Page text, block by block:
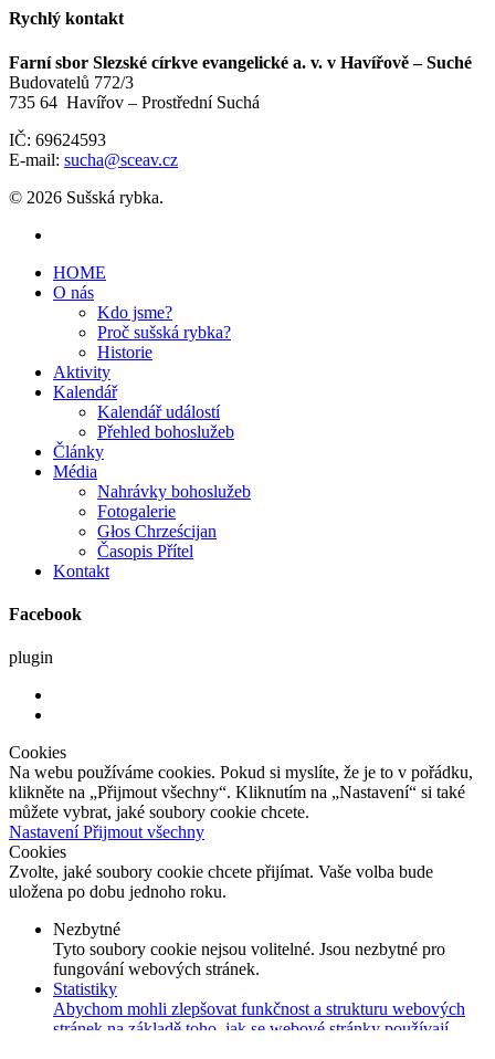
Rychlý kontakt
Farní sbor Slezské církve evangelické a. v. v Havířově – Suché
Budovatelů 772/3
735 64 Havířov – Prostřední Suchá
IČ: 69624593
E-mail: sucha@sceav.cz
© 2026 Sušská rybka.
HOME
O nás
Kdo jsme?
Proč sušská rybka?
Historie
Aktivity
Kalendář
Kalendář událostí
Přehled bohoslužeb
Články
Média
Nahrávky bohoslužeb
Fotogalerie
Głos Chrześcijan
Časopis Přítel
Kontakt
Facebook
plugin
Cookies
Na webu používáme cookies. Pokud si myslíte, že je to v pořádku,
klikněte na „Přijmout všechny“. Kliknutím na „Nastavení“ si také
můžete vybrat, jaké soubory cookie chcete.
NastaveníPřijmout všechny
Cookies
Zvolte, jaké soubory cookie chcete přijímat. Vaše volba bude
uložena po dobu jednoho roku.
Nezbytné
Tyto soubory cookie nejsou volitelné. Jsou nezbytné pro
fungování webových stránek.
Statistiky
Abychom mohli zlepšovat funkčnost a strukturu webových
stránek na základě toho, jak se webové stránky používají.